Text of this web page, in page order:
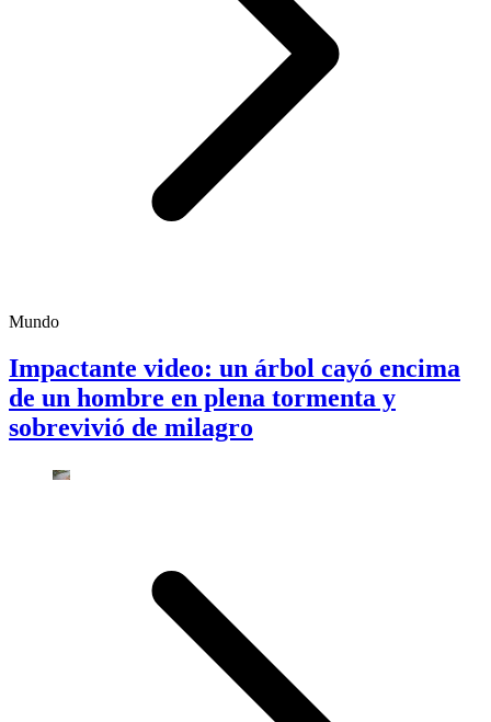
Mundo
Impactante video: un árbol cayó encima
de un hombre en plena tormenta y
sobrevivió de milagro